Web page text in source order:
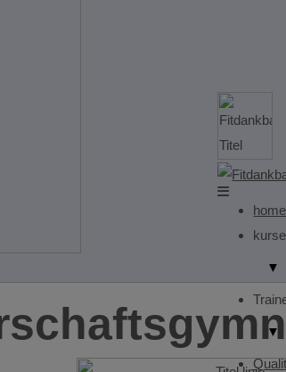
home
kurse
▼
▼